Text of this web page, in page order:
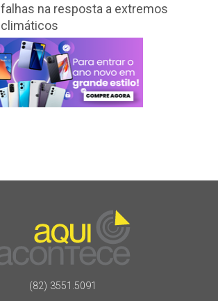
falhas na resposta a extremos
climáticos
(82) 3551.5091